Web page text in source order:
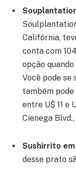
Califórnia,
conta com
opção
Você pode
também
entre U$ 11 e
Cienega
Sushirrito em
desse prato